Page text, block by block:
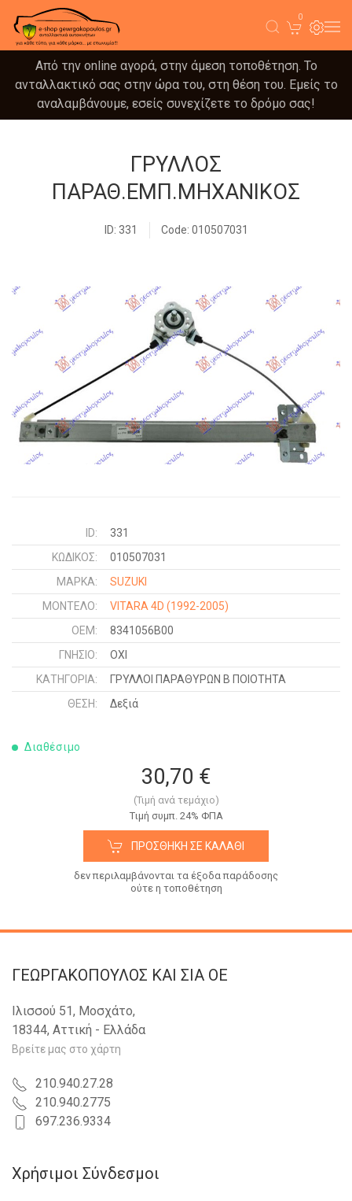
0
Από την online αγορά, στην άμεση τοποθέτηση. Το
ανταλλακτικό σας στην ώρα του, στη θέση του. Εμείς το
αναλαμβάνουμε, εσείς συνεχίζετε το δρόμο σας!
ΓΡΥΛΛΟΣ
ΠΑΡΑΘ.ΕΜΠ.ΜΗΧΑΝΙΚΟΣ
ID: 331 Code: 010507031
ID:
331
ΚΩΔΙΚΌΣ:
010507031
ΜΑΡΚΑ:
SUZUKI
ΜΟΝΤΕΛΟ:
VITARA 4D (1992-2005)
OEM:
8341056B00
ΓΝΉΣΙΟ:
ΟΧΙ
ΚΑΤΗΓΟΡΊΑ:
ΓΡΥΛΛΟΙ ΠΑΡΑΘΥΡΩΝ Β ΠΟΙΟΤΗΤΑ
ΘΈΣΗ:
Δεξιά
Διαθέσιμο
30,70 €
(Τιμή ανά τεμάχιο)
Tιμή συμπ. 24% ΦΠΑ
ΠΡΟΣΘΉΚΗ ΣΕ ΚΑΛΆΘΙ
δεν περιλαμβάνονται τα έξοδα παράδοσης
ούτε η τοποθέτηση
ΓΕΩΡΓΑΚΟΠΟΥΛΟΣ KAI ΣΙΑ OE
Ιλισσού 51, Μοσχάτο,
18344, Αττική - Ελλάδα
Βρείτε μας στο χάρτη
210.940.27.28
210.940.2775
697.236.9334
Χρήσιμοι Σύνδεσμοι